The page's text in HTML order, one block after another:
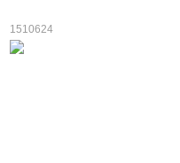
1510624